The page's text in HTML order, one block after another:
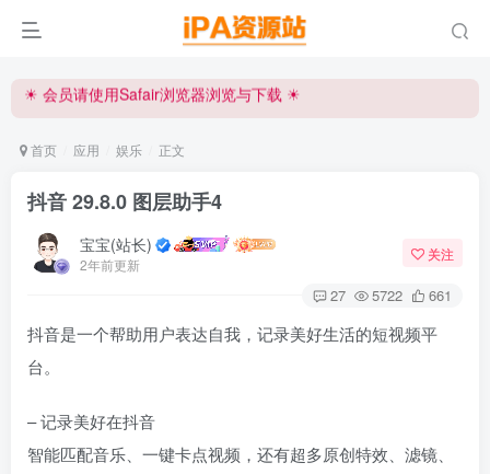
iPA资源站官方唯一客服微信:15504815558
iPA资源站官方唯一客服微信:15504815558
首页 应用 娱乐 正文
抖音 29.8.0 图层助手4
宝宝(站长)
2年前更新
关注
27 5722 661
抖音是一个帮助用户表达自我，记录美好生活的短视频平
台。
– 记录美好在抖音
智能匹配音乐、一键卡点视频，还有超多原创特效、滤镜、